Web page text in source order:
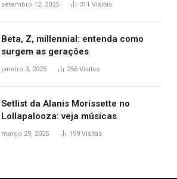
setembro 12, 2025 311 Visitas
Beta, Z, millennial: entenda como
surgem as gerações
janeiro 3, 2025 256 Visitas
Setlist da Alanis Morissette no
Lollapalooza: veja músicas
março 29, 2025 199 Visitas